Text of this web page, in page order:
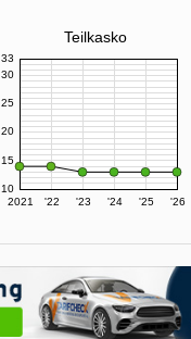
Teilkasko
2021 '22 '23 '24 '25 '26
10
15
20
25
30
33